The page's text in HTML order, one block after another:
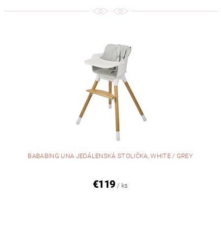
BABABING UNA JEDÁLENSKÁ STOLIČKA, WHITE / GREY
€119 / ks